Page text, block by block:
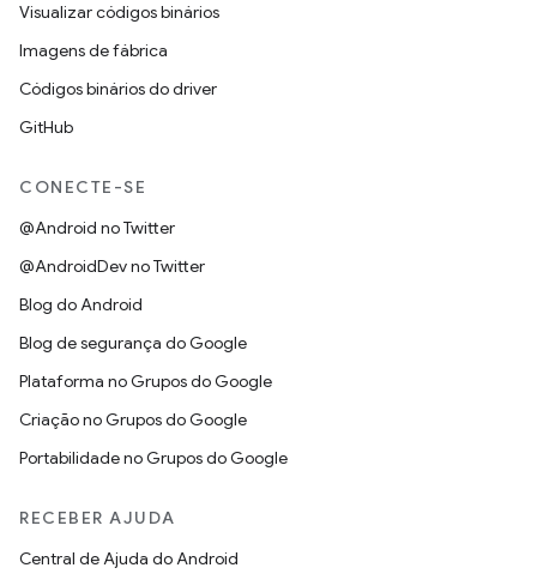
Visualizar códigos binários
Imagens de fábrica
Códigos binários do driver
GitHub
CONECTE-SE
@Android no Twitter
@AndroidDev no Twitter
Blog do Android
Blog de segurança do Google
Plataforma no Grupos do Google
Criação no Grupos do Google
Portabilidade no Grupos do Google
RECEBER AJUDA
Central de Ajuda do Android